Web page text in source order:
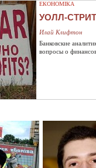
ЕКОНОМІКА
УОЛЛ-
Илай Клифтон
Банковские
вопросы о